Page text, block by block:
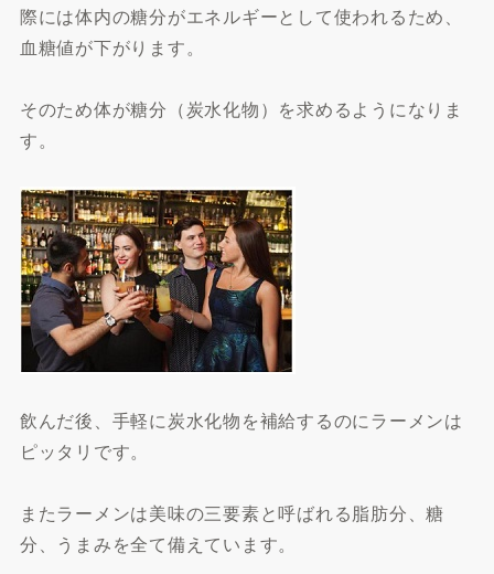
際には体内の糖分がエネルギーとして使われるため、
血糖値が下がります。
そのため体が糖分（炭水化物）を求めるようになりま
す。
飲んだ後、手軽に炭水化物を補給するのにラーメンは
ピッタリです。
またラーメンは美味の三要素と呼ばれる脂肪分、糖
分、うまみを全て備えています。